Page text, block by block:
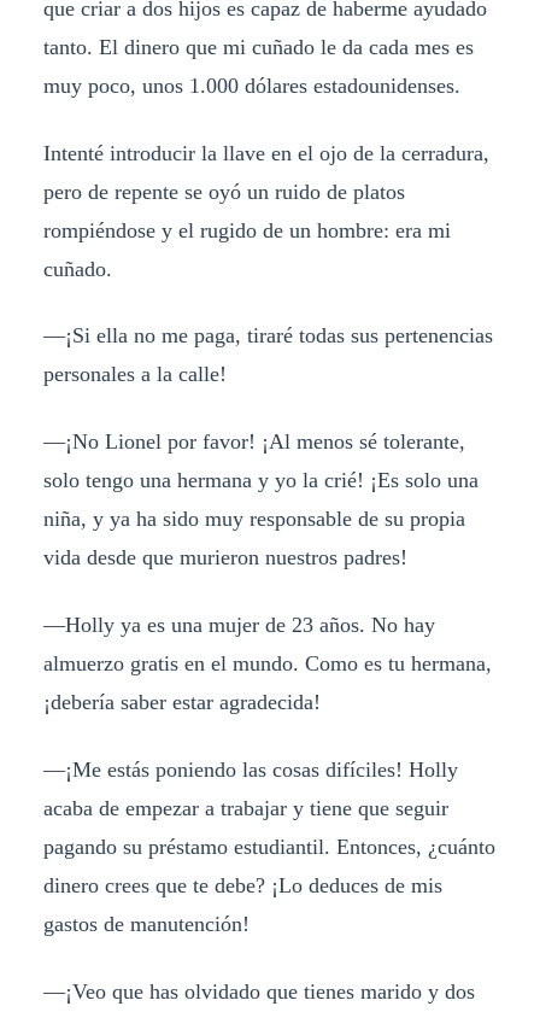
que criar a dos hijos es capaz de haberme ayudado
tanto. El dinero que mi cuñado le da cada mes es
muy poco, unos 1.000 dólares estadounidenses.
Intenté introducir la llave en el ojo de la cerradura,
pero de repente se oyó un ruido de platos
rompiéndose y el rugido de un hombre: era mi
cuñado.
—¡Si ella no me paga, tiraré todas sus pertenencias
personales a la calle!
—¡No Lionel por favor! ¡Al menos sé tolerante,
solo tengo una hermana y yo la crié! ¡Es solo una
niña, y ya ha sido muy responsable de su propia
vida desde que murieron nuestros padres!
—Holly ya es una mujer de 23 años. No hay
almuerzo gratis en el mundo. Como es tu hermana,
¡debería saber estar agradecida!
—¡Me estás poniendo las cosas difíciles! Holly
acaba de empezar a trabajar y tiene que seguir
pagando su préstamo estudiantil. Entonces, ¿cuánto
dinero crees que te debe? ¡Lo deduces de mis
gastos de manutención!
—¡Veo que has olvidado que tienes marido y dos